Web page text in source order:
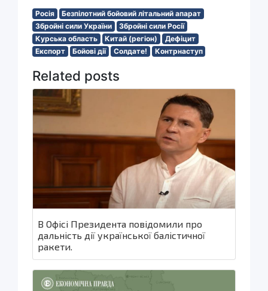
Росія
Безпілотний бойовий літальний апарат
Збройні сили України
Збройні сили Росії
Курська область
Китай (регіон)
Дефіцит
Експорт
Бойові дії Солдате! Контрнаступ
Related posts
В Офісі Президента повідомили про
дальність дії української балістичної
ракети.